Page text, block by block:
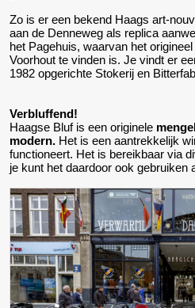
Zo is er een bekend Haags art-
aan de Denneweg als replica
het Pagehuis, waarvan het
Voorhout te vinden is. Je vindt er
1982 opgerichte Stokerij en
Verbluffend!
Haagse Bluf is een originele
modern. Het is een aantrekkelijk
functioneert. Het is bereikbaar via
je kunt het daardoor ook gebruiken